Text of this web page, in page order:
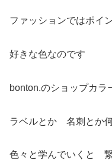
ファッションではポイ
好きな色なのです
bonton.のショップカ
ラベルとか 名刺とか
色々と学んでいくと